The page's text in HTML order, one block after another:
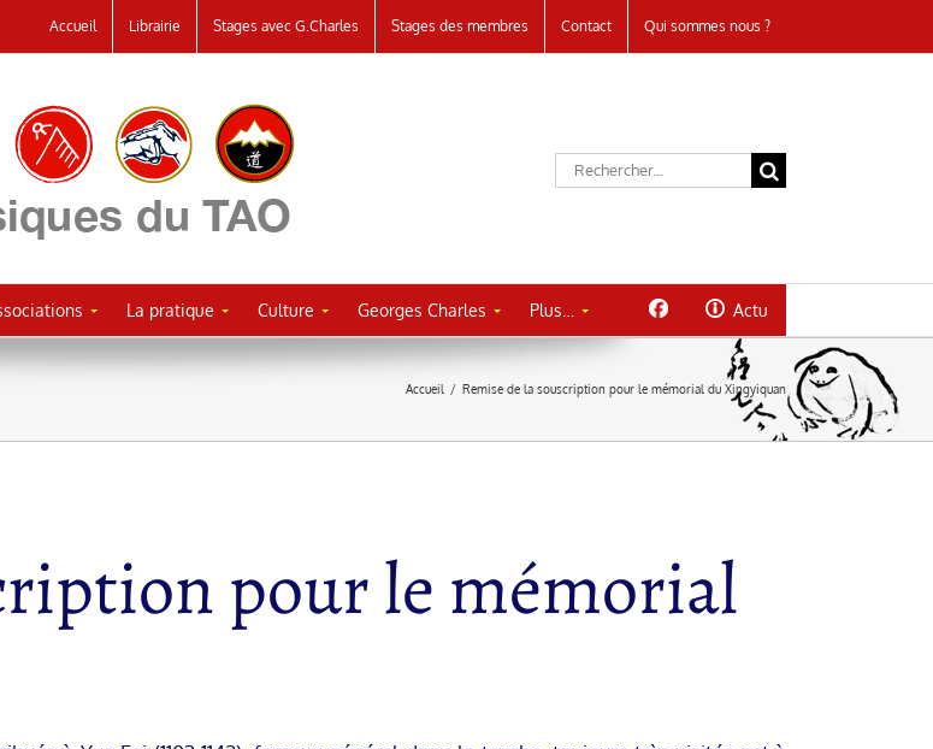
Accueil Librairie Stages avec G.Charles Stages des membres Contact Qui sommes nous ?
Rechercher:
La pratique Culture Georges Charles Plus… Actu
Accueil / Remise de la souscription pour le mémorial du Xingyiquan
pour le mémorial